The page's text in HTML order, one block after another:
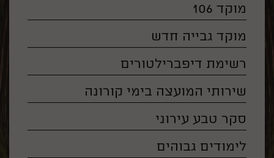
מוקד 106
מוקד גבייה חדש
רשימת דיפברילטורים
שירותי המועצה בימי קורונה
סקר טבע עירוני
לימודים גבוהים